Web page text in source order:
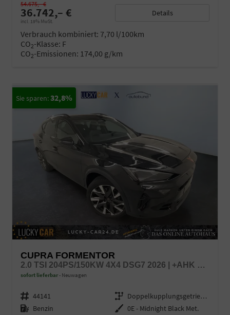
36.742,– €
incl. 19% MwSt.
54.675,– €
Details
Verbrauch kombiniert: 7,70 l/100km
CO2-Klasse: F
CO2-Emissionen: 174,00 g/km
32,8%
CUPRA FORMENTOR
2.0 TSI 204PS/150KW 4X4 DSG7 2026 | +AHK + 19" ALU +SOUND INT DRIVE +5J GARANTIE
sofort lieferbar Neuwagen
Fahrzeugnr. 44141 Getriebe
Doppelkupplungsgetriebe (DSG)
Kraftstoff Benzin Außenfarbe 0E - Midnight Black Met.